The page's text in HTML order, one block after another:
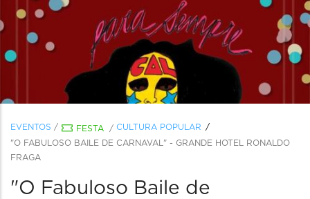
EVENTOS / FESTA / CULTURA POPULAR
"O FABULOSO BAILE DE CARNAVAL" - GRANDE HOTEL RONALDO
FRAGA
"O Fabuloso Baile de